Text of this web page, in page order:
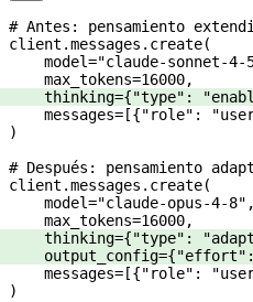
# Antes: pensamiento
client.messages.create(
    model
="claude-sonnet-4-
    max_tokens
=16000,
    thinking
={"type" :
    messages
= [{"role" :
)
# Después: pensamiento
client.messages.create(
    model
="claude-opus-4-8" ,
    max_tokens
=16000,
    thinking
={"type" :
    output_config
={"effort"
    messages
= [{"role" :
)